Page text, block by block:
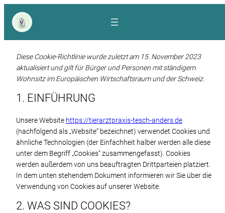
Zum
Inhalt
springen
Diese Cookie-Richtlinie wurde zuletzt am 15. November 2023
aktualisiert und gilt für Bürger und Personen mit ständigem
Wohnsitz im Europäischen Wirtschaftsraum und der Schweiz.
1. EINFÜHRUNG
Unsere Website https://tierarztpraxis-tesch-anders.de
(nachfolgend als „Website“ bezeichnet) verwendet Cookies und
ähnliche Technologien (der Einfachheit halber werden alle diese
unter dem Begriff „Cookies“ zusammengefasst). Cookies
werden außerdem von uns beauftragten Drittparteien platziert.
In dem unten stehendem Dokument informieren wir Sie über die
Verwendung von Cookies auf unserer Website.
2. WAS SIND COOKIES?